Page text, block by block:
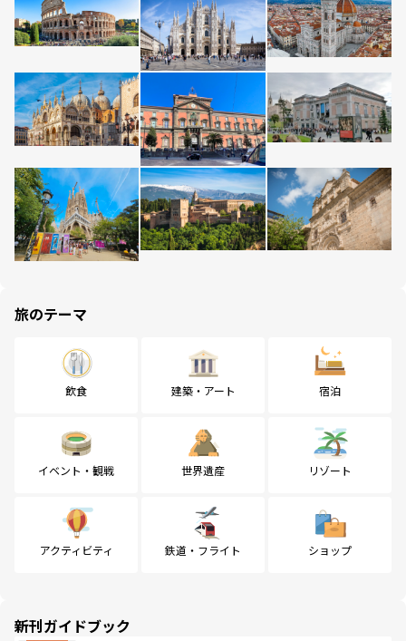
旅のテーマ
飲食 建築・アート 宿泊
イベント・観戦 世界遺産 リゾート
アクティビティ 鉄道・フライト ショップ
新刊ガイドブック